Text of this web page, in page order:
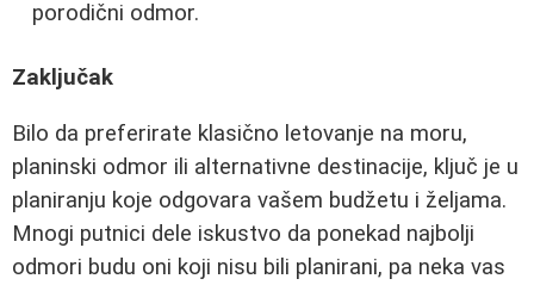
porodični odmor.
Zaključak
Bilo da preferirate klasično letovanje na moru,
planinski odmor ili alternativne destinacije, ključ je u
planiranju koje odgovara vašem budžetu i željama.
Mnogi putnici dele iskustvo da ponekad najbolji
odmori budu oni koji nisu bili planirani, pa neka vas